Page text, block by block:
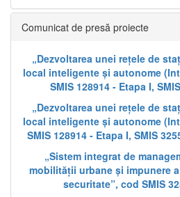
Comunicat de presă proiecte
„Dezvoltarea unei rețele de
local inteligente și autonome
SMIS 128914 - Etapa I,
„Dezvoltarea unei rețele de
local inteligente și autonome
SMIS 128914 - Etapa I, SMIS
„Sistem integrat de
mobilității urbane și impunere
securitate”, cod SMIS